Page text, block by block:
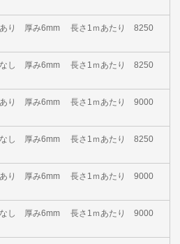
り 厚み6mm 長さ1ｍあたり 8250
し 厚み6mm 長さ1ｍあたり 8250
り 厚み6mm 長さ1ｍあたり 9000
し 厚み6mm 長さ1ｍあたり 8250
り 厚み6mm 長さ1ｍあたり 9000
し 厚み6mm 長さ1ｍあたり 9000